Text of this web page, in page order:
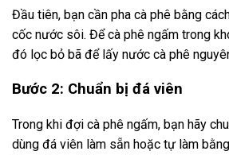
Đầu tiên, bạn cần pha cà phê bằng
cốc nước sôi. Để cà phê ngấm trong
đó lọc bỏ bã để lấy nước cà phê
Bước 2: Chuẩn bị đá viên
Trong khi đợi cà phê ngấm, bạn hãy
dùng đá viên làm sẵn hoặc tự làm